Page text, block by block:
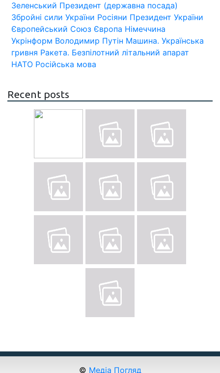
Зеленський Президент (державна посада)
Збройні сили України Росіяни Президент України
Європейський Союз Європа Німеччина
Укрінформ Володимир Путін Машина. Українська
гривня Ракета. Безпілотний літальний апарат
НАТО Російська мова
Recent posts
© Медіа Погляд